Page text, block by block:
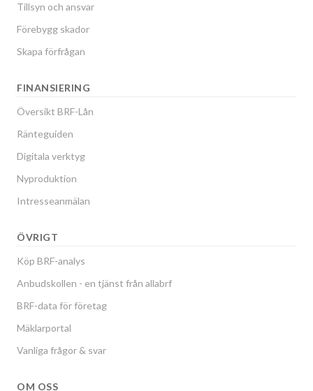
Tillsyn och ansvar
Förebygg skador
Skapa förfrågan
FINANSIERING
Översikt BRF-Lån
Ränteguiden
Digitala verktyg
Nyproduktion
Intresseanmälan
ÖVRIGT
Köp BRF-analys
Anbudskollen - en tjänst från allabrf
BRF-data för företag
Mäklarportal
Vanliga frågor & svar
OM OSS